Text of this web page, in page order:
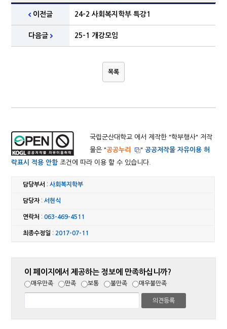
이전글 24-2 사회복지학부 특강1
다음글 25-1 개강모임
목록
국립군산대학교 에서 제작한 "학부행사" 저작
물은 "공공누리 "공공저작물 자유이용 허
락표시 적용 안함조건에 따라 이용 할 수 있습니다.
담당부서 :사회복지학부
담당자:서현식
연락처 :063-469-4511
최종수정일 : 2017-07-11
이 페이지에서 제공하는 정보에 만족하십니까?
매우만족 만족 보통 불만족 매우불만족